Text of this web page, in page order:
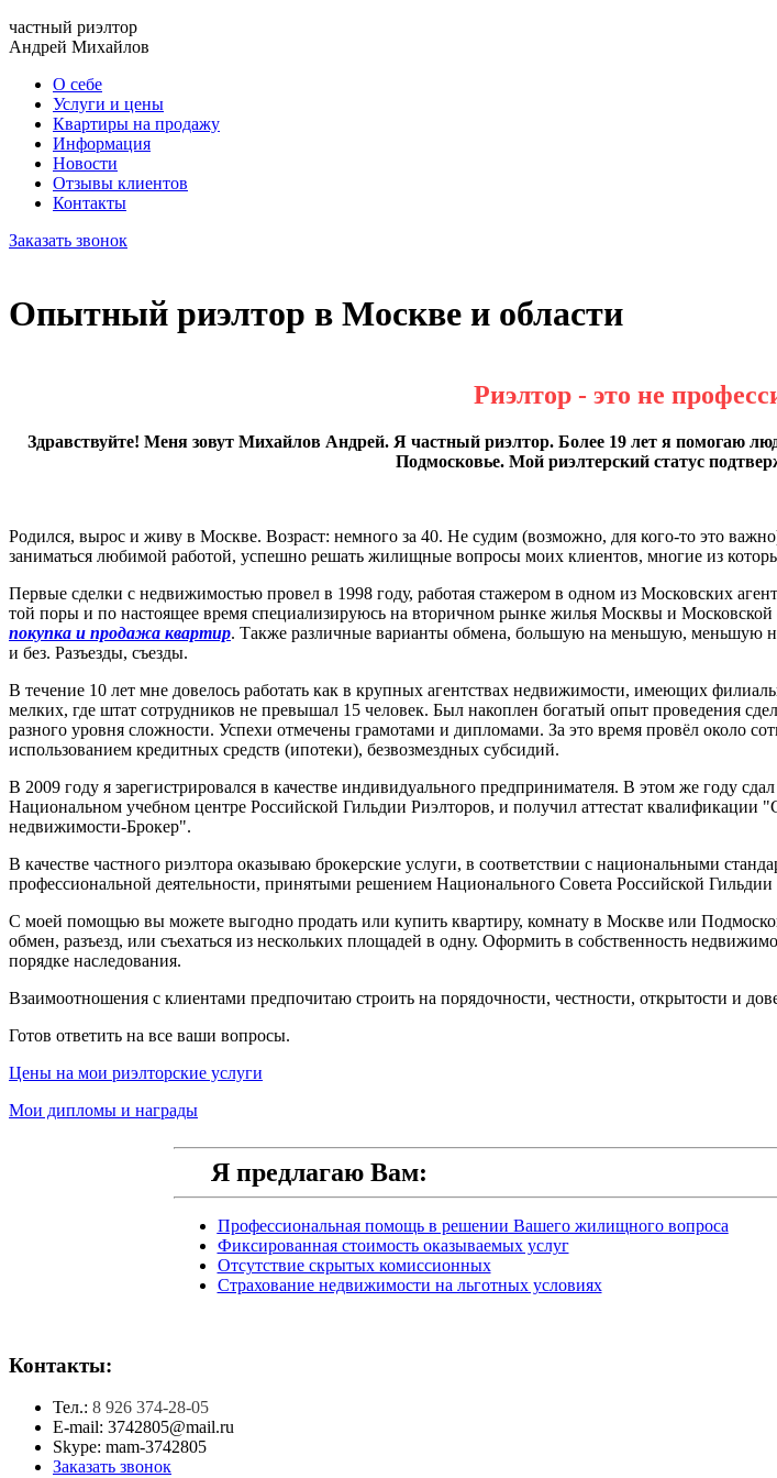
частный риэлтор
Андрей Михайлов
О себе
Услуги и цены
Квартиры на продажу
Информация
Новости
Отзывы клиентов
Контакты
Заказать звонок
Опытный риэлтор в Москве и области
Риэлтор - это не
Здравствуйте! Меня зовут Михайлов Андрей. Я частный риэлтор. Более 19 лет я помогаю
Подмосковье. Мой риэлтерский статус
Родился, вырос и живу в Москве. Возраст: немного за 40. Не судим (возможно, для кого-то это
заниматься любимой работой, успешно решать жилищные вопросы моих клиентов, многие из
Первые сделки с недвижимостью провел в 1998 году, работая стажером в одном из Московских
той поры и по настоящее время специализируюсь на вторичном рынке жилья Москвы и Московской
покупка и продажа квартир. Также различные варианты обмена, большую на меньшую, меньшую
и без. Разъезды, съезды.
В течение 10 лет мне довелось работать как в крупных агентствах недвижимости, имеющих
мелких, где штат сотрудников не превышал 15 человек. Был накоплен богатый опыт проведения
разного уровня сложности. Успехи отмечены грамотами и дипломами. За это время провёл около
использованием кредитных средств (ипотеки), безвозмездных субсидий.
В 2009 году я зарегистрировался в качестве индивидуального предпринимателя. В этом же году
Национальном учебном центре Российской Гильдии Риэлторов, и получил аттестат квалификации
недвижимости-Брокер".
В качестве частного риэлтора оказываю брокерские услуги, в соответствии с национальными
профессиональной деятельности, принятыми решением Национального Совета Российской Гильдии
С моей помощью вы можете выгодно продать или купить квартиру, комнату в Москве или
обмен, разъезд, или съехаться из нескольких площадей в одну. Оформить в собственность
порядке наследования.
Взаимоотношения с клиентами предпочитаю строить на порядочности, честности, открытости и
Готов ответить на все ваши вопросы.
Цены на мои риэлторские услуги
Мои дипломы и награды
Я предлагаю Вам:
Профессиональная помощь в решении Вашего жилищного вопроса
Фиксированная стоимость оказываемых услуг
Отсутствие скрытых комиссионных
Страхование недвижимости на льготных условиях
Контакты:
Тел.: 8 926 374-28-05
E-mail: 3742805@mail.ru
Skype: mam-3742805
Заказать звонок